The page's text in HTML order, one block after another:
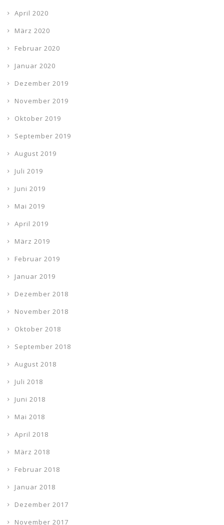
April 2020
März 2020
Februar 2020
Januar 2020
Dezember 2019
November 2019
Oktober 2019
September 2019
August 2019
Juli 2019
Juni 2019
Mai 2019
April 2019
März 2019
Februar 2019
Januar 2019
Dezember 2018
November 2018
Oktober 2018
September 2018
August 2018
Juli 2018
Juni 2018
Mai 2018
April 2018
März 2018
Februar 2018
Januar 2018
Dezember 2017
November 2017